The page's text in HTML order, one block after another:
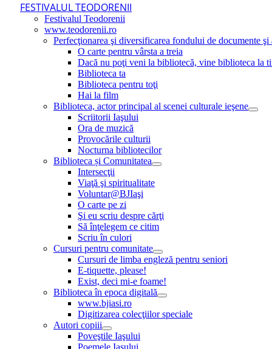
FESTIVALUL TEODORENII
Festivalul Teodorenii
www.teodorenii.ro
Perfecţionarea şi diversificarea fondului de documente
O carte pentru vârsta a treia
Dacă nu poţi veni la bibliotecă, vine biblioteca la
Biblioteca ta
Biblioteca pentru toţi
Hai la film
Biblioteca, actor principal al scenei culturale ieşene
Scriitorii Iaşului
Ora de muzică
Provocările culturii
Nocturna bibliotecilor
Biblioteca și Comunitatea
Intersecţii
Viaţă şi spiritualitate
Voluntar@BJIaşi
O carte pe zi
Şi eu scriu despre cărţi
Să înţelegem ce citim
Scriu în culori
Cursuri pentru comunitate
Cursuri de limba engleză pentru seniori
E-tiquette, please!
Exist, deci mi-e foame!
Biblioteca în epoca digitală
www.bjiasi.ro
Digitizarea colecţiilor speciale
Autori copiii
Poveştile Iaşului
Poemele Iaşului